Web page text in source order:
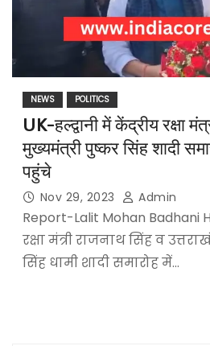
NEWS POLITICS
UK-हल्द्वानी में केंद्रीय रक्षा
मुख्यमंत्री पुष्कर सिंह शादी
पहुंचे
Nov 29, 2023 Admin
Report-Lalit Mohan Badhani
रक्षा मंत्री राजनाथ सिंह व
सिंह धामी शादी समारोह में…